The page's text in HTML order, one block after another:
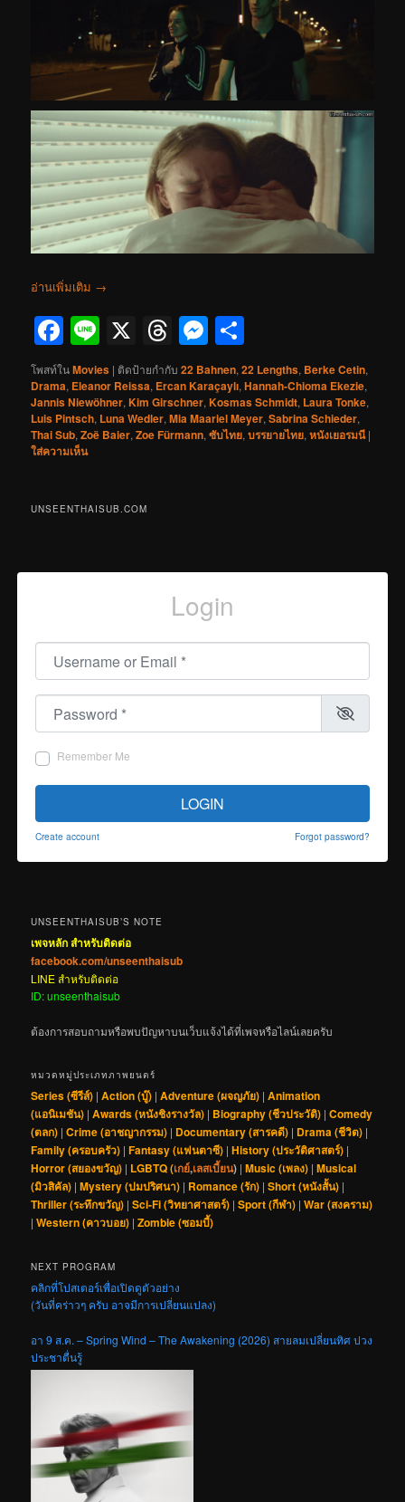
อ่านเพิ่มเติม →
Facebook
Line
X Threads
Messenger
โพสท์ในMovies | ติดป้ายกำกับ 22 Bahnen,22 Lengths, Berke Cetin,
Drama, Eleanor Reissa, Ercan Karaçaylı,Hannah-Chioma Ekezie,
Jannis Niewöhner,Kim Girschner,Kosmas Schmidt, Laura Tonke,
Luis Pintsch, Luna Wedler,Mia Maariel Meyer,Sabrina Schieder,
Thai Sub,Zoë Baier,Zoe Fürmann,ซับไทย,บรรยายไทย,หนังเยอรมนี |
ใส่ความเห็น
UNSEENTHAISUB.COM
Login
Username or Email
Password
Remember Me
LOGIN
Create account Forgot password?
UNSEENTHAISUB’S NOTE
เพจหลัก สำหรับติดต่อ
facebook.com/unseenthaisub
LINE สำหรับติดต่อ
ID: unseenthaisub
ต้องการสอบถามหรือพบปัญหาบนเว็บแจ้งได้ที่เพจหรือไลน์เลยครับ
หมวดหมู่ประเภทภาพยนตร์
Series (ซีรีส์) |Action (บู๊) |Adventure (ผจญภัย) |Animation
(แอนิเมชัน) |Awards (หนังชิงรางวัล) | Biography (ชีวประวัติ) |Comedy
(ตลก) |Crime (อาชญากรรม) | Documentary (สารคดี) | Drama (ชีวิต) |
Family (ครอบครัว) |Fantasy (แฟนตาซี) |History (ประวัติศาสตร์) |
Horror (สยองขวัญ) | LGBTQ (เกย์,เลสเบี้ยน) |Music (เพลง) |Musical
(มิวสิคัล) |Mystery (ปมปริศนา) | Romance (รัก) |Short (หนังสั้น) |
Thriller (ระทึกขวัญ) |Sci-Fi (วิทยาศาสตร์) |Sport (กีฬา) |War (สงคราม)
|Western (คาวบอย) |Zombie (ซอมบี้)
NEXT PROGRAM
คลิกที่โปสเตอร์เพื่อเปิดดูตัวอย่าง
(วันที่คร่าวๆ ครับ อาจมีการเปลี่ยนแปลง)
อา 9 ส.ค. – Spring Wind – The Awakening (2026) สายลมเปลี่ยนทิศ ปวง
ประชาตื่นรู้